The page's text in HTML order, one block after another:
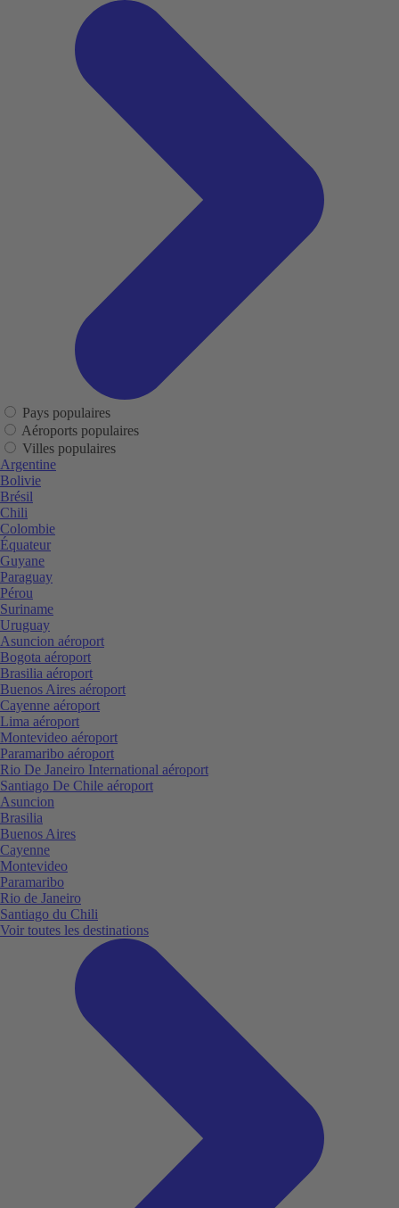
Pays populaires
Aéroports populaires
Villes populaires
Argentine
Bolivie
Brésil
Chili
Colombie
Équateur
Guyane
Paraguay
Pérou
Suriname
Uruguay
Asuncion aéroport
Bogota aéroport
Brasilia aéroport
Buenos Aires aéroport
Cayenne aéroport
Lima aéroport
Montevideo aéroport
Paramaribo aéroport
Rio De Janeiro International aéroport
Santiago De Chile aéroport
Asuncion
Brasilia
Buenos Aires
Cayenne
Montevideo
Paramaribo
Rio de Janeiro
Santiago du Chili
Voir toutes les destinations